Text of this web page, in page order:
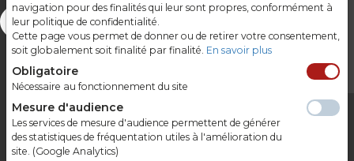
Gardons le contact
navigation pour des finalités qui leur sont propres, conformément à
leur politique de confidentialité.
Cette page vous permet de donner ou de retirer votre consentement,
soit globalement soit finalité par finalité. En savoir plus
Obligatoire
Nécessaire au fonctionnement du site
Mesure d'audience
Les services de mesure d'audience permettent de générer
des statistiques de fréquentation utiles à l'amélioration du
site. (Google Analytics)